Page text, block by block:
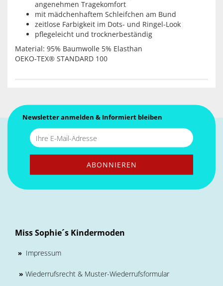
angenehmen Tragekomfort
mit mädchenhaftem Schleifchen am Bund
zeitlose Farbigkeit im Dots- und Ringel-Look
pflegeleicht und trocknerbeständig
Material: 95% Baumwolle 5% Elasthan
OEKO-TEX® STANDARD 100
Newsletter anmelden & Informiert bleiben
Miss Sophie´s Kindermoden
» Impressum
» Wiederrufsrecht & Muster-Wiederrufsformular